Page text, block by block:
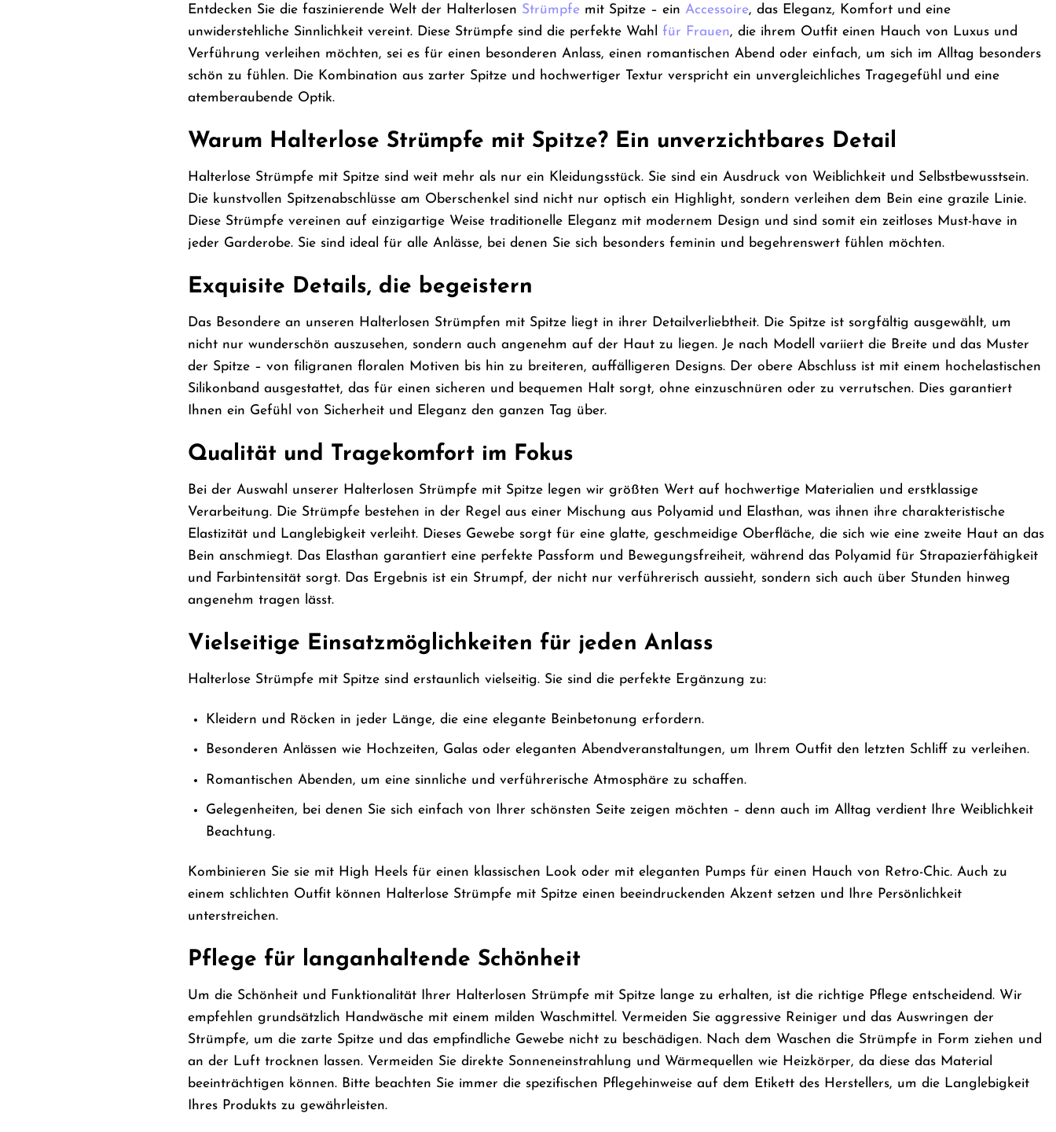
Entdecken Sie die faszinierende Welt der Halterlosen Strümpfe mit Spitze – ein Accessoire, das Eleganz, Komfort und eine
unwiderstehliche Sinnlichkeit vereint. Diese Strümpfe sind die perfekte Wahl für Frauen, die ihrem Outfit einen Hauch von Luxus und
Verführung verleihen möchten, sei es für einen besonderen Anlass, einen romantischen Abend oder einfach, um sich im Alltag besonders
schön zu fühlen. Die Kombination aus zarter Spitze und hochwertiger Textur verspricht ein unvergleichliches Tragegefühl und eine
atemberaubende Optik.
Warum Halterlose Strümpfe mit Spitze? Ein unverzichtbares Detail
Halterlose Strümpfe mit Spitze sind weit mehr als nur ein Kleidungsstück. Sie sind ein Ausdruck von Weiblichkeit und Selbstbewusstsein.
Die kunstvollen Spitzenabschlüsse am Oberschenkel sind nicht nur optisch ein Highlight, sondern verleihen dem Bein eine grazile Linie.
Diese Strümpfe vereinen auf einzigartige Weise traditionelle Eleganz mit modernem Design und sind somit ein zeitloses Must-have in
jeder Garderobe. Sie sind ideal für alle Anlässe, bei denen Sie sich besonders feminin und begehrenswert fühlen möchten.
Exquisite Details, die begeistern
Das Besondere an unseren Halterlosen Strümpfen mit Spitze liegt in ihrer Detailverliebtheit. Die Spitze ist sorgfältig ausgewählt, um
nicht nur wunderschön auszusehen, sondern auch angenehm auf der Haut zu liegen. Je nach Modell variiert die Breite und das Muster
der Spitze – von filigranen floralen Motiven bis hin zu breiteren, auffälligeren Designs. Der obere Abschluss ist mit einem hochelastischen
Silikonband ausgestattet, das für einen sicheren und bequemen Halt sorgt, ohne einzuschnüren oder zu verrutschen. Dies garantiert
Ihnen ein Gefühl von Sicherheit und Eleganz den ganzen Tag über.
Qualität und Tragekomfort im Fokus
Bei der Auswahl unserer Halterlosen Strümpfe mit Spitze legen wir größten Wert auf hochwertige Materialien und erstklassige
Verarbeitung. Die Strümpfe bestehen in der Regel aus einer Mischung aus Polyamid und Elasthan, was ihnen ihre charakteristische
Elastizität und Langlebigkeit verleiht. Dieses Gewebe sorgt für eine glatte, geschmeidige Oberfläche, die sich wie eine zweite Haut an das
Bein anschmiegt. Das Elasthan garantiert eine perfekte Passform und Bewegungsfreiheit, während das Polyamid für Strapazierfähigkeit
und Farbintensität sorgt. Das Ergebnis ist ein Strumpf, der nicht nur verführerisch aussieht, sondern sich auch über Stunden hinweg
angenehm tragen lässt.
Vielseitige Einsatzmöglichkeiten für jeden Anlass
Halterlose Strümpfe mit Spitze sind erstaunlich vielseitig. Sie sind die perfekte Ergänzung zu:
Kleidern und Röcken in jeder Länge, die eine elegante Beinbetonung erfordern.
Besonderen Anlässen wie Hochzeiten, Galas oder eleganten Abendveranstaltungen, um Ihrem Outfit den letzten Schliff zu verleihen.
Romantischen Abenden, um eine sinnliche und verführerische Atmosphäre zu schaffen.
Gelegenheiten, bei denen Sie sich einfach von Ihrer schönsten Seite zeigen möchten – denn auch im Alltag verdient Ihre Weiblichkeit
Beachtung.
Kombinieren Sie sie mit High Heels für einen klassischen Look oder mit eleganten Pumps für einen Hauch von Retro-Chic. Auch zu
einem schlichten Outfit können Halterlose Strümpfe mit Spitze einen beeindruckenden Akzent setzen und Ihre Persönlichkeit
unterstreichen.
Pflege für langanhaltende Schönheit
Um die Schönheit und Funktionalität Ihrer Halterlosen Strümpfe mit Spitze lange zu erhalten, ist die richtige Pflege entscheidend. Wir
empfehlen grundsätzlich Handwäsche mit einem milden Waschmittel. Vermeiden Sie aggressive Reiniger und das Auswringen der
Strümpfe, um die zarte Spitze und das empfindliche Gewebe nicht zu beschädigen. Nach dem Waschen die Strümpfe in Form ziehen und
an der Luft trocknen lassen. Vermeiden Sie direkte Sonneneinstrahlung und Wärmequellen wie Heizkörper, da diese das Material
beeinträchtigen können. Bitte beachten Sie immer die spezifischen Pflegehinweise auf dem Etikett des Herstellers, um die Langlebigkeit
Ihres Produkts zu gewährleisten.